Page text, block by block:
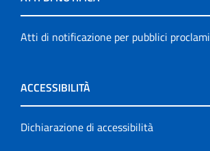
Atti di notificazione per pubblici proclami
ACCESSIBILITÀ
Dichiarazione di accessibilità